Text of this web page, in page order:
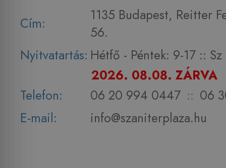
Cím:
1135 Budapest, Reitter
56.
Nyitvatartás: Hétfő - Péntek: 9-17 :: Sz
2026. 08.08. ZÁRVA
Telefon:
06 20 994 0447 :: 06
E-mail:
info@szaniterplaza.hu